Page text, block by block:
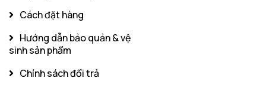
Cách đặt hàng
Hướng dẫn bảo quản & vệ
sinh sản phẩm
Chính sách đổi trả